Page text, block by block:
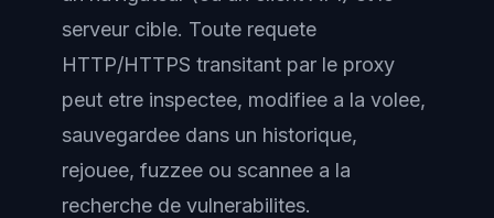
serveur cible. Toute requete
HTTP/HTTPS transitant par le proxy
peut etre inspectee, modifiee a la volee,
sauvegardee dans un historique,
rejouee, fuzzee ou scannee a la
recherche de vulnerabilites.